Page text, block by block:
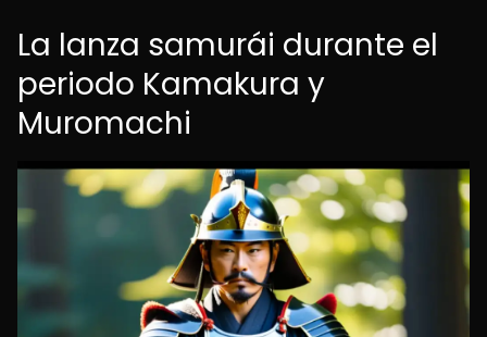
La lanza samurái durante el
periodo Kamakura y
Muromachi